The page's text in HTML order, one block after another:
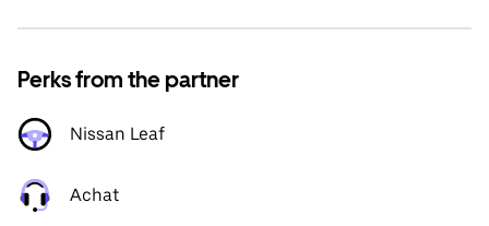
Perks from the partner
Nissan Leaf
Achat